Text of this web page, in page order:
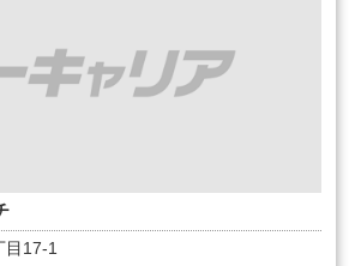
目17-1